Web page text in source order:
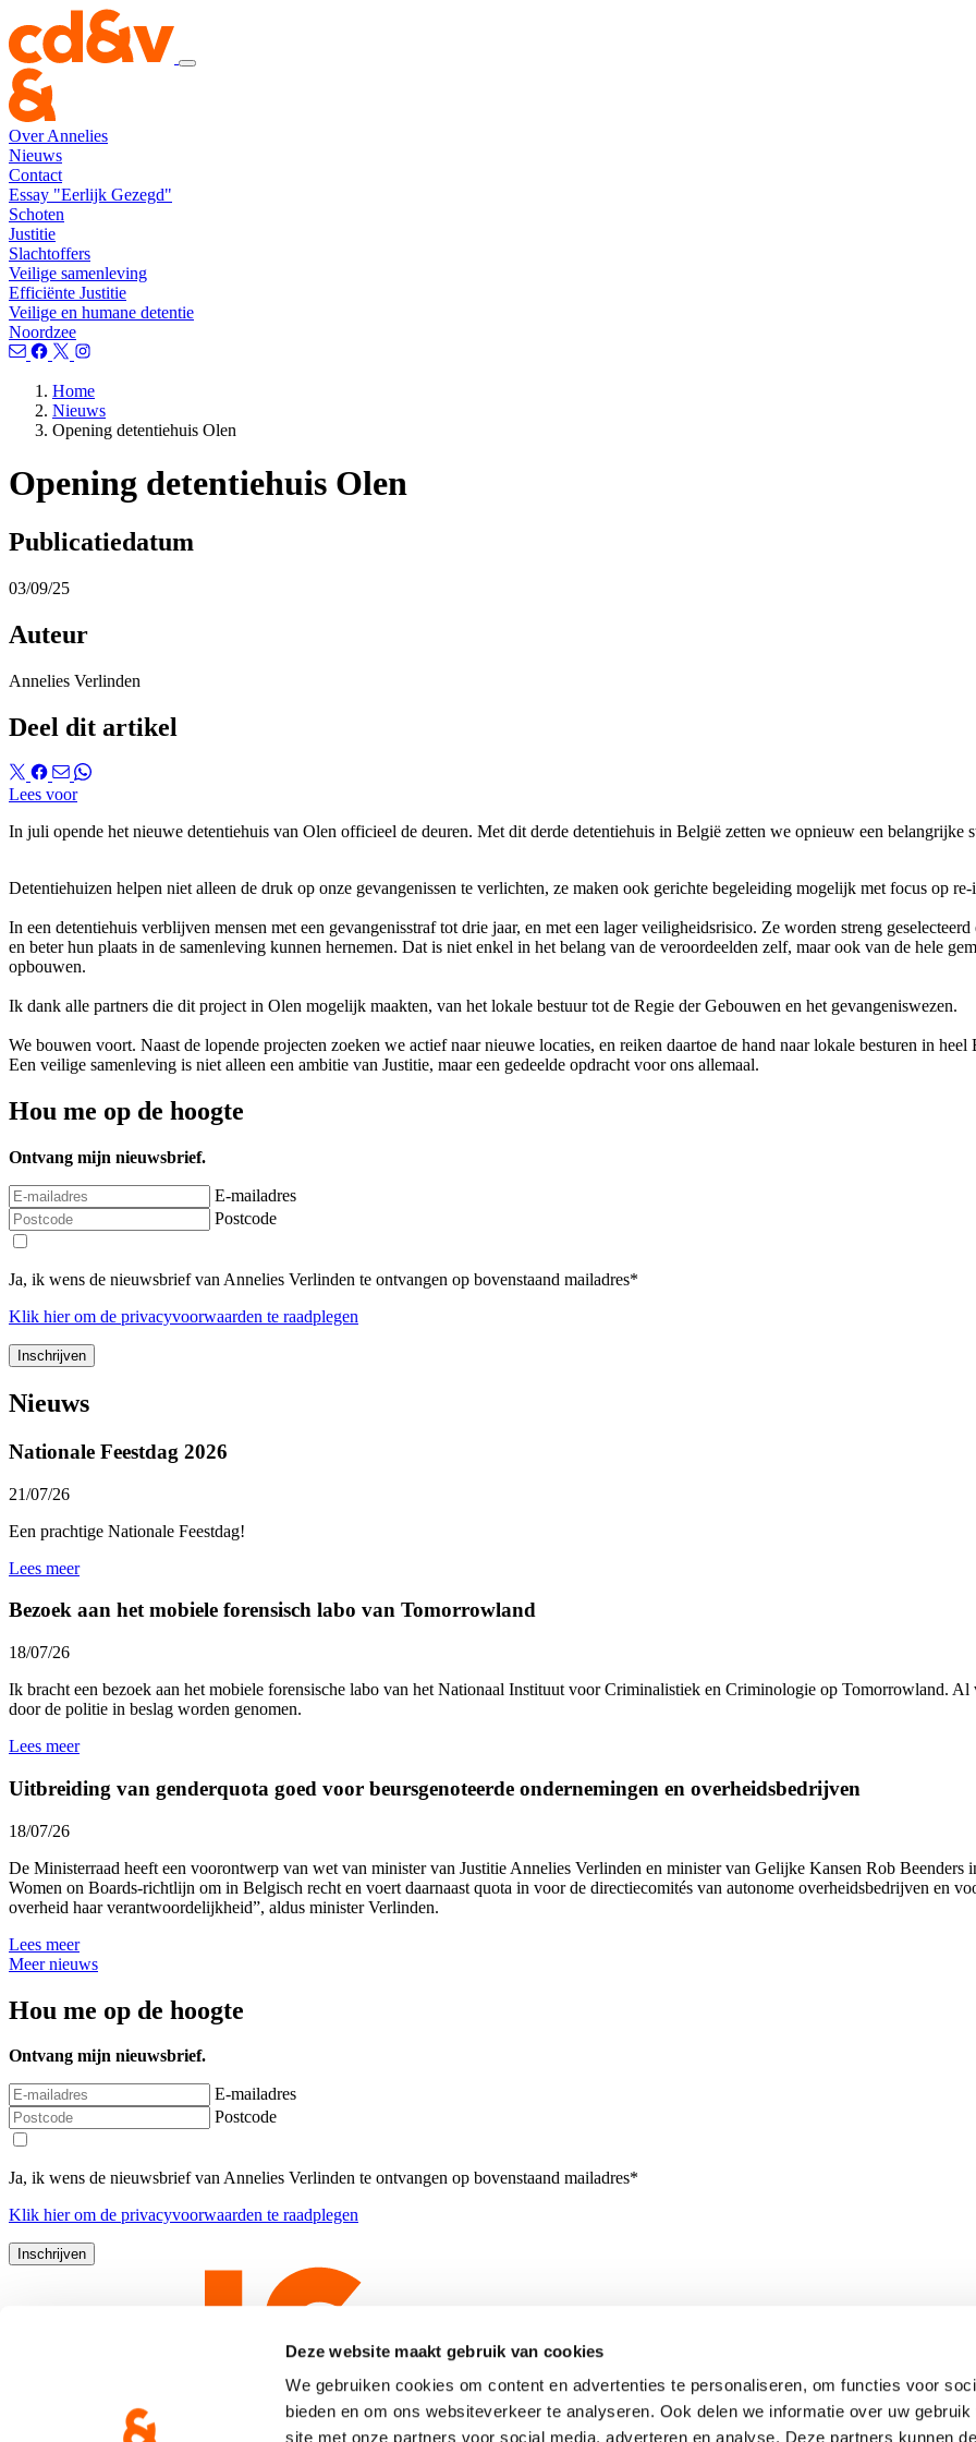
Deze website maakt gebruik van cookies
We gebruiken cookies om content en advertenties te personaliseren, om functies voor
bieden en om ons websiteverkeer te analyseren. Ook delen we informatie over uw gebruik
site met onze partners voor social media, adverteren en analyse. Deze partners kunnen
Over Annelies
Nieuws
Contact
Essay "Eerlijk Gezegd"
Schoten
Justitie
Slachtoffers
Veilige samenleving
Efficiënte Justitie
Veilige en humane detentie
Noordzee
Home
Nieuws
Opening detentiehuis Olen
Opening detentiehuis Olen
Publicatiedatum
03/09/25
Auteur
Annelies Verlinden
Deel dit artikel
Lees voor
In juli opende het nieuwe detentiehuis van Olen officieel de deuren. Met dit derde detentiehuis in België zetten we opnieuw een belangrijke
Detentiehuizen helpen niet alleen de druk op onze gevangenissen te verlichten, ze maken ook gerichte begeleiding mogelijk met focus op
In een detentiehuis verblijven mensen met een gevangenisstraf tot drie jaar, en met een lager veiligheidsrisico. Ze worden streng
en beter hun plaats in de samenleving kunnen hernemen. Dat is niet enkel in het belang van de veroordeelden zelf, maar ook van de hele
opbouwen.
Ik dank alle partners die dit project in Olen mogelijk maakten, van het lokale bestuur tot de Regie der Gebouwen en het gevangeniswezen.
We bouwen voort. Naast de lopende projecten zoeken we actief naar nieuwe locaties, en reiken daartoe de hand naar lokale besturen in heel
Een veilige samenleving is niet alleen een ambitie van Justitie, maar een gedeelde opdracht voor ons allemaal.
Hou me op de hoogte
Ontvang mijn nieuwsbrief.
E-mailadres
Postcode
Ja, ik wens de nieuwsbrief van Annelies Verlinden te ontvangen op bovenstaand mailadres*
Klik hierom de privacyvoorwaarden te raadplegen
Nieuws
Nationale Feestdag 2026
21/07/26
Een prachtige Nationale Feestdag!
Lees meer
Bezoek aan het mobiele forensisch labo van Tomorrowland
18/07/26
Ik bracht een bezoek aan het mobiele forensische labo van het Nationaal Instituut voor Criminalistiek en Criminologie op Tomorrowland. Al
door de politie in beslag worden genomen.
Lees meer
Uitbreiding van genderquota goed voor beursgenoteerde ondernemingen en overheidsbedrijven
18/07/26
De Ministerraad heeft een voorontwerp van wet van minister van Justitie Annelies Verlinden en minister van Gelijke Kansen Rob Beenders
Women on Boards-richtlijn om in Belgisch recht en voert daarnaast quota in voor de directiecomités van autonome overheidsbedrijven en
overheid haar verantwoordelijkheid”, aldus minister Verlinden.
Lees meer
Meer nieuws
Hou me op de hoogte
Ontvang mijn nieuwsbrief.
E-mailadres
Postcode
Ja, ik wens de nieuwsbrief van Annelies Verlinden te ontvangen op bovenstaand mailadres*
Klik hierom de privacyvoorwaarden te raadplegen